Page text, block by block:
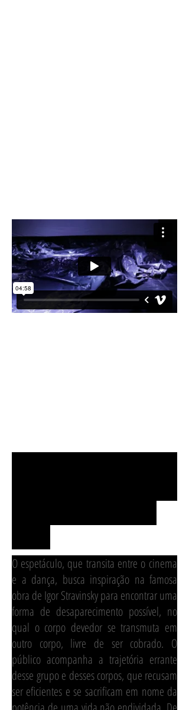
O espetáculo, que transita entre o cinema
e a dança, busca inspiração na famosa
obra de Igor Stravinsky para encontrar uma
forma de desaparecimento possível, no
qual o corpo devedor se transmuta em
outro corpo, livre de ser cobrado. O
público acompanha a trajetória errante
desse grupo e desses corpos, que recusam
ser eficientes e se sacrificam em nome da